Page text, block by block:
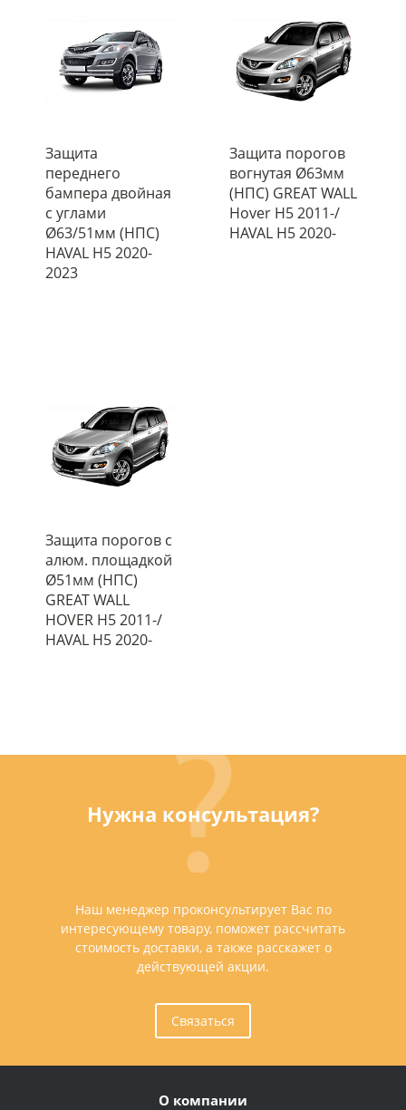
Защита
переднего
бампера двойная
с углами
Ø63/51мм (НПС)
HAVAL H5 2020-
2023
Защита порогов
вогнутая Ø63мм
(НПС) GREAT WALL
Hover H5 2011-/
HAVAL H5 2020-
Защита порогов с
алюм. площадкой
Ø51мм (НПС)
GREAT WALL
HOVER H5 2011-/
HAVAL H5 2020-
Нужна консультация?
Наш менеджер проконсультирует Вас по
интересующему товару, поможет рассчитать
стоимость доставки, а также расскажет о
действующей акции.
Связаться
О компании